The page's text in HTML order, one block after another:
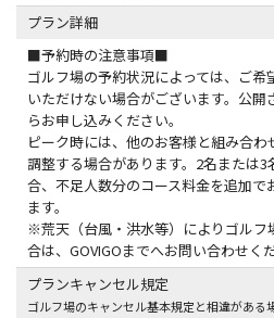
プラン詳細
■予約時の注意事項■
ゴルフ場の予約状況によっては、ご
いただけない場合がございます。公
らお申し込みください。
ピーク時には、他のお客様と組み合わ
調整する場合があります。2名または
合、不足人数分のコース料金を追加で
ます。
※荒天（台風・洪水等）によりゴルフ
合は、GOVIGOまでへお問い合わせくだ
プランキャンセル規定
ゴルフ場のキャンセル基本規定と相違があ